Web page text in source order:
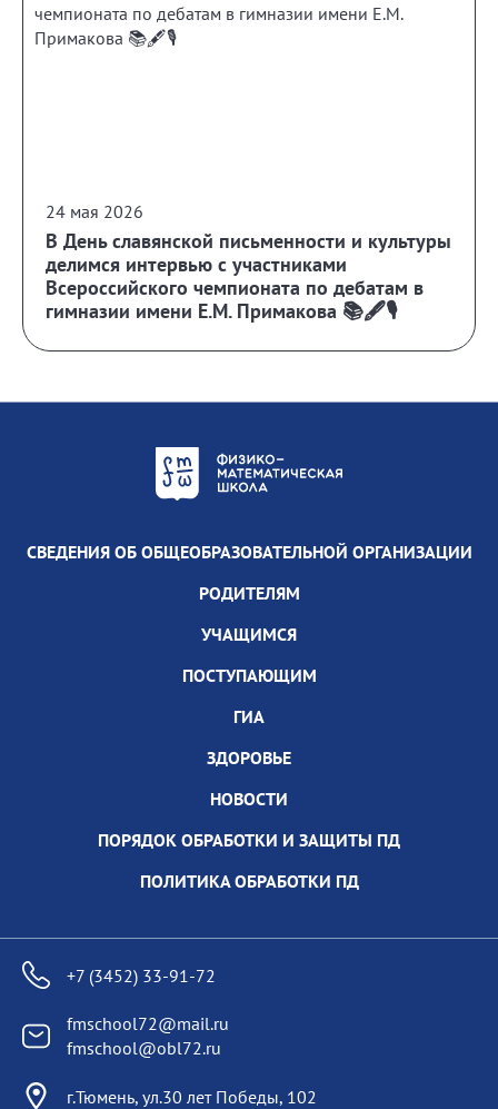
24 мая 2026
В День славянской письменности и культуры
делимся интервью с участниками
Всероссийского чемпионата по дебатам в
гимназии имени Е.М. Примакова 📚🖋️🎙️
СВЕДЕНИЯ ОБ ОБЩЕОБРАЗОВАТЕЛЬНОЙ ОРГАНИЗАЦИИ
РОДИТЕЛЯМ
УЧАЩИМСЯ
ПОСТУПАЮЩИМ
ГИА
ЗДОРОВЬЕ
НОВОСТИ
ПОРЯДОК ОБРАБОТКИ И ЗАЩИТЫ ПД
ПОЛИТИКА ОБРАБОТКИ ПД
+7 (3452) 33-91-72
fmschool72@mail.ru
fmschool@obl72.ru
г.Тюмень, ул.30 лет Победы, 102